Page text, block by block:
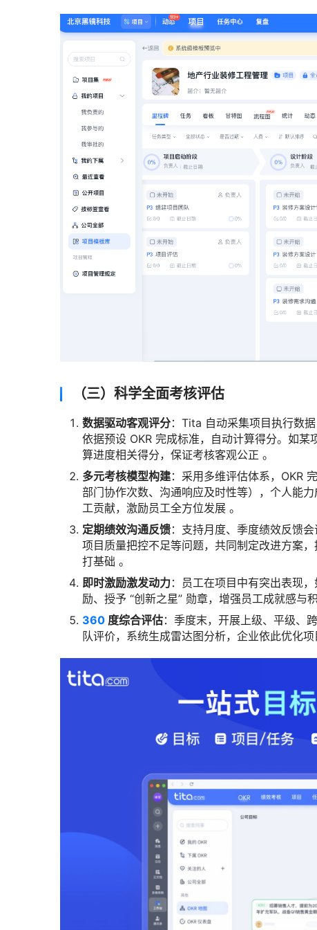
（三）科学全面考核评估
数据驱动客观评分：Tita 自动采集项目执行数
依据预设 OKR 完成标准，自动计算得分。如
算进度相关得分，保证考核客观公正 。
多元考核模型构建：采用多维评估体系，OKR
部门协作次数、沟通响应及时性等），个人能
工贡献，激励员工全方位发展 。
定期绩效沟通反馈：支持月度、季度绩效反馈
项目质量把控不足等问题，共同制定改进方案
打基础 。
即时激励激发动力：员工在项目中有突出表现
励、授予 “创新之星” 勋章，增强员工成就感与积
360 度综合评估：季度末，开展上级、平级、
队评价，系统生成雷达图分析，企业依此优化